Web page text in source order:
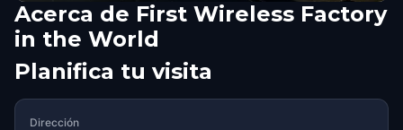
Acerca de First Wireless Factory
in the World
Planifica tu visita
Dirección